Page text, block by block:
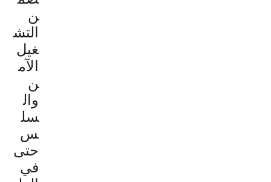
ن
التش
غيل
الآم
ن
وال
سل
س
حتى
في